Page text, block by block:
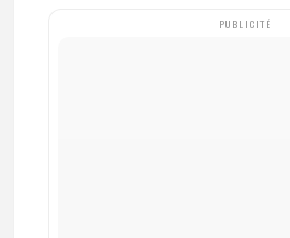
PUBLICITÉ